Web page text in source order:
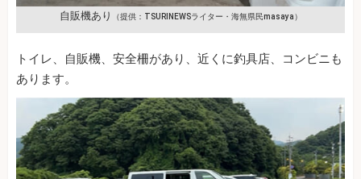
自販機あり （提供：TSURINEWSライター・海無県民masaya）
トイレ、自販機、安全柵があり、近くに釣具店、コンビニも
あります。